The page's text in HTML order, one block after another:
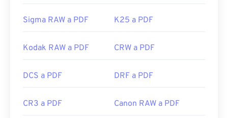
Sigma RAW a PDF K25 a PDF
Kodak RAW a PDF CRW a PDF
DCS a PDF DRF a PDF
CR3 a PDF Canon RAW a PDF